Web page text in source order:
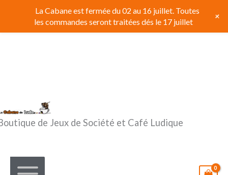
contenu
de Jeux de Société et Café Ludique
La Cabane est fermée du 02 au 16 juillet. Toutes
les commandes seront traitées dés le 17 juillet
+